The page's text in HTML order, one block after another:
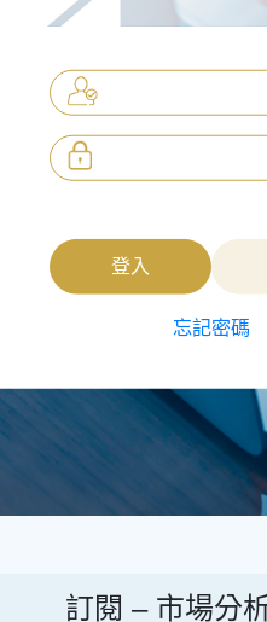
登入
忘記密碼
訂閱 – 市場分